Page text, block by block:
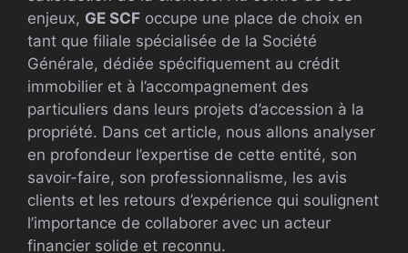
enjeux, GE SCF occupe une place de choix en
tant que filiale spécialisée de la Société
Générale, dédiée spécifiquement au crédit
immobilier et à l’accompagnement des
particuliers dans leurs projets d’accession à la
propriété. Dans cet article, nous allons analyser
en profondeur l’expertise de cette entité, son
savoir-faire, son professionnalisme, les avis
clients et les retours d’expérience qui soulignent
l’importance de collaborer avec un acteur
financier solide et reconnu.